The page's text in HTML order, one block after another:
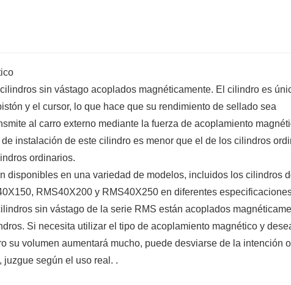
sin vástago acoplados magnéticamente. El cilindro es
y el cursor, lo que hace que su rendimiento de sellado sea
al carro externo mediante la fuerza de acoplamiento
instalación de este cilindro es menor que el de los cilindros
ordinarios.
disponibles en una variedad de modelos, incluidos los cilindros
RMS40X200 y RMS40X250 en diferentes
sin vástago de la serie RMS están acoplados
Si necesita utilizar el tipo de acoplamiento magnético y
su volumen aumentará mucho, puede desviarse de la intención
según el uso real. .